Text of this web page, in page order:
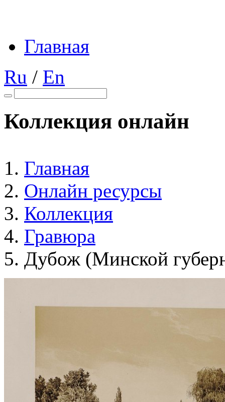
Главная
Ru / En
Коллекция онлайн
Главная
Онлайн ресурсы
Коллекция
Гравюра
Дубож (Минской